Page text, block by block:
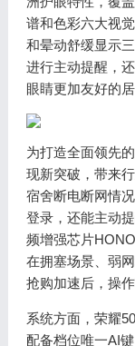
谱和色彩六大视
和晕动舒缓显示
进行主动提醒，
眼睛更加友好的
为打造全面领先
现新突破，带来
宿舍断电断网情
登录，还能主动
频增强芯片
在拥塞场景、弱
抢购加速后，操
系统方面，荣耀
配备档位唯一AI